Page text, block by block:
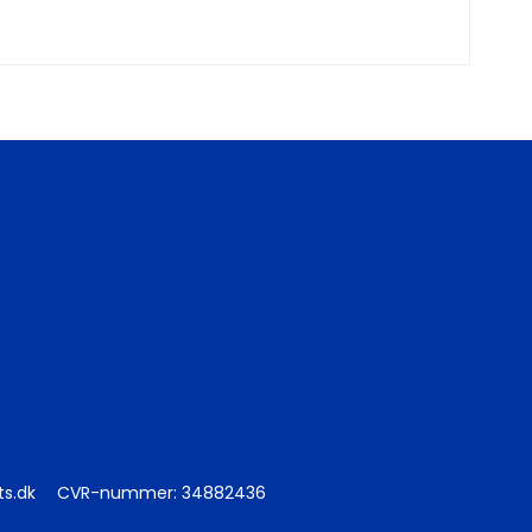
CVR-nummer: 34882436